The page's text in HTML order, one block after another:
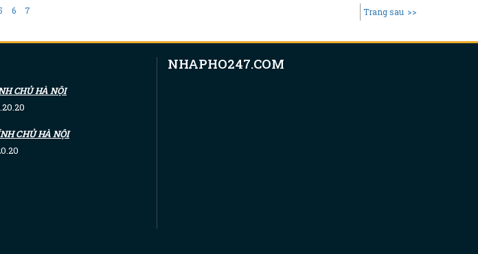
6 7 Trang sau >>
CHỦ HÀ NỘI
CHỦ HÀ NỘI
NHAPHO247.COM